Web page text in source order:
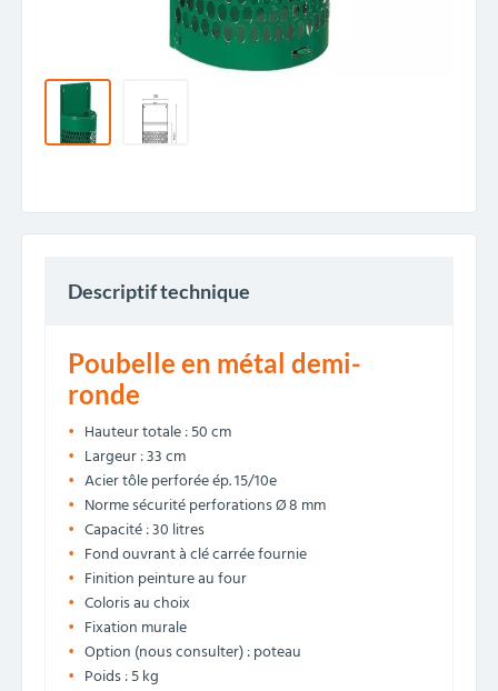
Descriptif technique
Poubelle en métal demi-
ronde
Hauteur totale : 50 cm
Largeur : 33 cm
Acier tôle perforée ép. 15/10e
Norme sécurité perforations Ø 8 mm
Capacité : 30 litres
Fond ouvrant à clé carrée fournie
Finition peinture au four
Coloris au choix
Fixation murale
Option (nous consulter) : poteau
Poids : 5 kg